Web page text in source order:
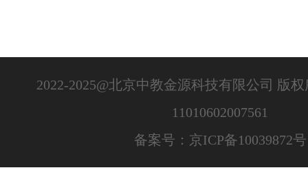
2022-2025@北京中教金源科技有限公司 版
11010602007561
备案号：京ICP备10039872号